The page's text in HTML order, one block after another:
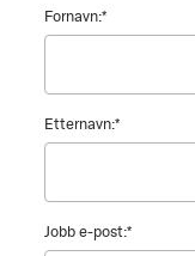
Fornavn:*
Etternavn:*
Jobb e-post:*